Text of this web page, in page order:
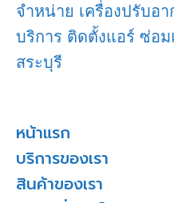
จำหน่าย เครื่องปรับอ
บริการ ติดตั้งแอร์ ซ่อ
สระบุรี
หน้าแรก
บริการของเรา
สินค้าของเรา